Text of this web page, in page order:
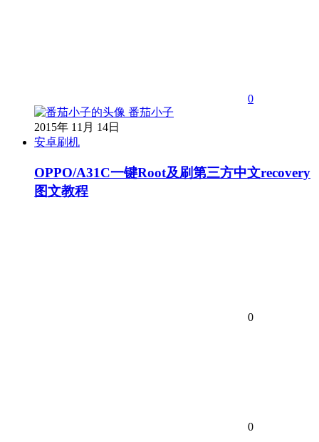
0
番茄小子
2015年 11月 14日
安卓刷机
OPPO/A31C一键Root及刷第三方中文recovery
图文教程
0
0